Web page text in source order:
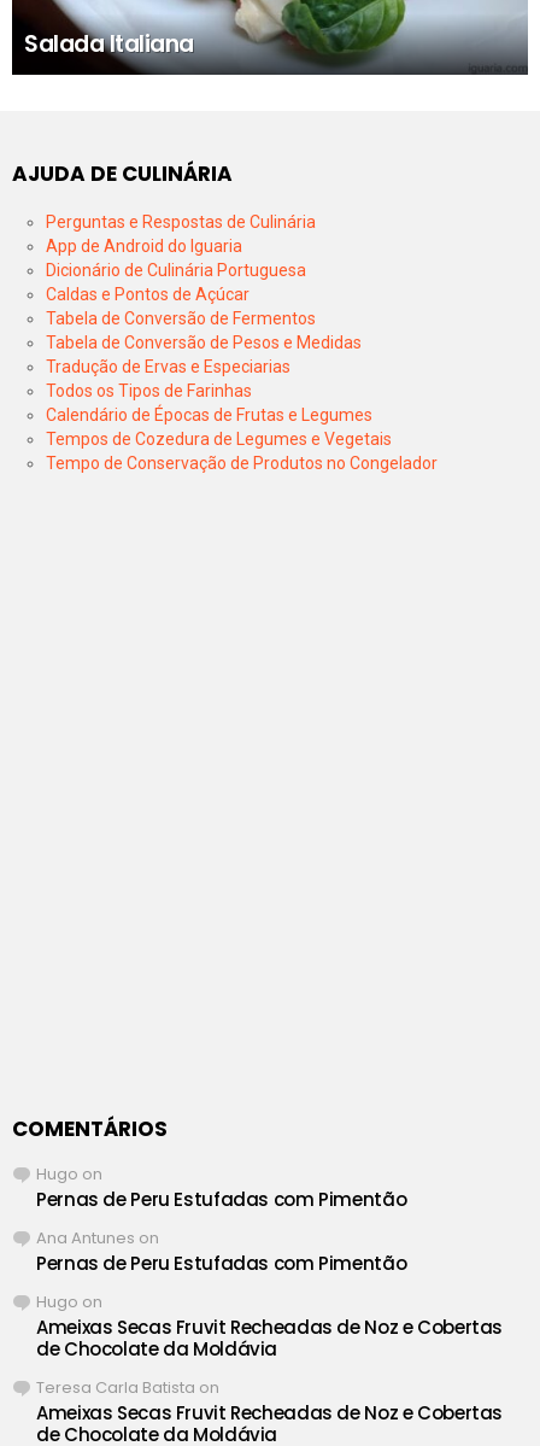
Salada Italiana
AJUDA DE CULINÁRIA
Perguntas e Respostas de Culinária
App de Android do Iguaria
Dicionário de Culinária Portuguesa
Caldas e Pontos de Açúcar
Tabela de Conversão de Fermentos
Tabela de Conversão de Pesos e Medidas
Tradução de Ervas e Especiarias
Todos os Tipos de Farinhas
Calendário de Épocas de Frutas e Legumes
Tempos de Cozedura de Legumes e Vegetais
Tempo de Conservação de Produtos no Congelador
COMENTÁRIOS
Hugo on
Pernas de Peru Estufadas com Pimentão
Ana Antunes on
Pernas de Peru Estufadas com Pimentão
Hugo on
Ameixas Secas Fruvit Recheadas de Noz e Cobertas
de Chocolate da Moldávia
Teresa Carla Batista on
Ameixas Secas Fruvit Recheadas de Noz e Cobertas
de Chocolate da Moldávia